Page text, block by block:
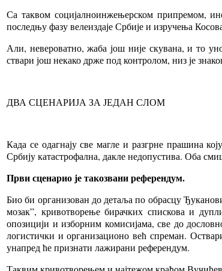
Са таквом социјалноинжењерском припремом,
последњу фазу велеиздаје Србије и изручења
Али, невероватно, жаба још није скувана, и то
ствари још некако држе под контролом, низ је
ДВА СЦЕНАРИЈА ЗА ЈЕДАН СЛОМ
Када се одагнају све магле и разгрне прашина
Србију катастрофална, дакле недопустива. Оба
Први сценарио је такозвани референдум.
Био би организован до детаља по обрасцу
мозак”, кривотворење бирачких спискова и
опозицији и изборним комисијама, све до
логистички и организационо већ спреман.
унапред ће признати лажирани референдум.